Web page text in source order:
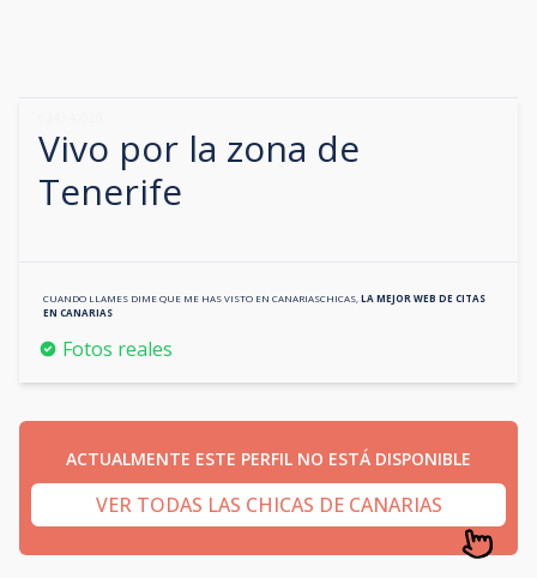
Vivo por la zona de
Tenerife
CUANDO LLAMES DIME QUE ME HAS VISTO EN CANARIASCHICAS LA MEJOR WEB DE CITAS
EN CANARIAS
Fotos reales
ACTUALMENTE ESTE PERFIL NO ESTÁ DISPONIBLE
VER TODAS LAS CHICAS DE CANARIAS